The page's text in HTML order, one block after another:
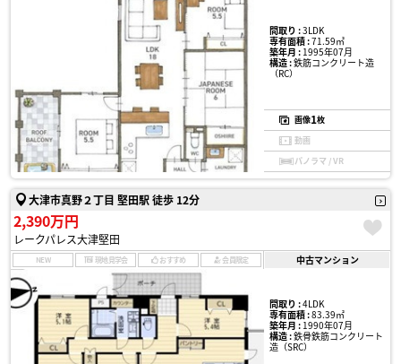
間取り :3LDK
専有面積 :71.59㎡
築年月 :1995年07月
構造 :鉄筋コンクリート造
（RC）
画像1枚
動画
パノラマ / VR
大津市真野２丁目 堅田駅 徒歩 12分
2,390万円
レークパレス大津堅田
NEW 現地見学会 おすすめ 会員限定 中古マンション
間取り :4LDK
専有面積 :83.39㎡
築年月 :1990年07月
構造 :鉄骨鉄筋コンクリート
造（SRC）